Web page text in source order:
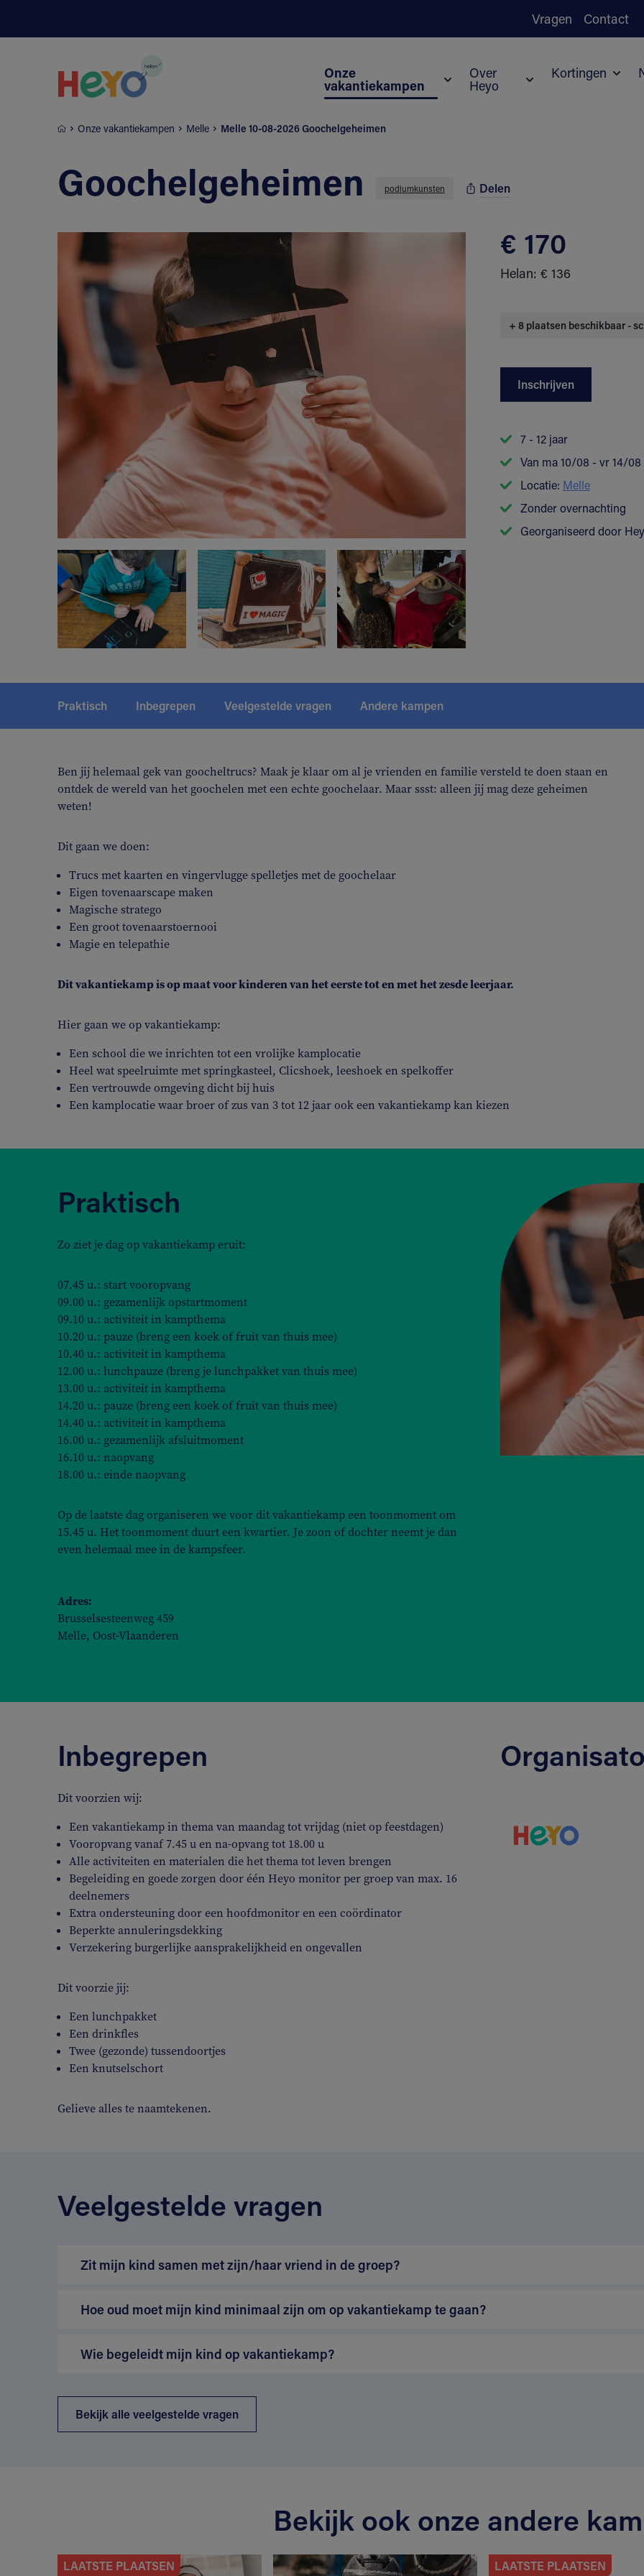
Vragen Contact
Onze
vakantiekampen
Submenu voor Onze vakantiekampen
Over
Heyo
Kortingen
Onze vakantiekampen Melle Melle 10-08-2026 Goochelgeheimen
Goochelgeheimen podiumkunsten Delen
€ 170
Helan: € 136
+ 8 plaatsen beschikbaar -
Inschrijven
7 - 12 jaar
Van ma 10/08 - vr 14/08
Locatie: Melle
Zonder overnachting
Georganiseerd door
Praktisch Inbegrepen Veelgestelde vragen Andere kampen
Ben jij helemaal gek van goocheltrucs? Maak je klaar om al je vrienden en familie versteld te doen staan en
ontdek de wereld van het goochelen met een echte goochelaar. Maar ssst: alleen jij mag deze geheimen
weten!
Dit gaan we doen:
Trucs met kaarten en vingervlugge spelletjes met de goochelaar
Eigen tovenaarscape maken
Magische stratego
Een groot tovenaarstoernooi
Magie en telepathie
Dit vakantiekamp is op maat voor kinderen van het eerste tot en met het zesde leerjaar.
Hier gaan we op vakantiekamp:
Een school die we inrichten tot een vrolijke kamplocatie
Heel wat speelruimte met springkasteel, Clicshoek, leeshoek en spelkoffer
Een vertrouwde omgeving dicht bij huis
Een kamplocatie waar broer of zus van 3 tot 12 jaar ook een vakantiekamp kan kiezen
Praktisch
Zo ziet je dag op vakantiekamp eruit:
07.45 u.: start vooropvang
09.00 u.: gezamenlijk opstartmoment
09.10 u.: activiteit in kampthema
10.20 u.: pauze (breng een koek of fruit van thuis mee)
10.40 u.: activiteit in kampthema
12.00 u.: lunchpauze (breng je lunchpakket van thuis mee)
13.00 u.: activiteit in kampthema
14.20 u.: pauze (breng een koek of fruit van thuis mee)
14.40 u.: activiteit in kampthema
16.00 u.: gezamenlijk afsluitmoment
16.10 u.: naopvang
18.00 u.: einde naopvang
Op de laatste dag organiseren we voor dit vakantiekamp een toonmoment om
15.45 u. Het toonmoment duurt een kwartier. Je zoon of dochter neemt je dan
even helemaal mee in de kampsfeer.
Adres:
Brusselsesteenweg 459
Melle, Oost-Vlaanderen
Inbegrepen
Dit voorzien wij:
Een vakantiekamp in thema van maandag tot vrijdag (niet op feestdagen)
Vooropvang vanaf 7.45 u en na-opvang tot 18.00 u
Alle activiteiten en materialen die het thema tot leven brengen
Begeleiding en goede zorgen door één Heyo monitor per groep van max. 16
deelnemers
Extra ondersteuning door een hoofdmonitor en een coördinator
Beperkte annuleringsdekking
Verzekering burgerlijke aansprakelijkheid en ongevallen
Dit voorzie jij:
Een lunchpakket
Een drinkfles
Twee (gezonde) tussendoortjes
Een knutselschort
Gelieve alles te naamtekenen.
Veelgestelde vragen
Zit mijn kind samen met zijn/haar vriend in de groep?
Hoe oud moet mijn kind minimaal zijn om op vakantiekamp te gaan?
Wie begeleidt mijn kind op vakantiekamp?
Bekijk alle veelgestelde vragen
Bekijk ook onze andere
LAATSTE PLAATSEN LAATSTE PLAATSEN